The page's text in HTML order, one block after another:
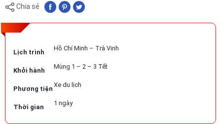
Chia sẻ
Lịch trình
Hồ Chí Minh – Trà Vinh
Khởi hành
Mùng 1 – 2 – 3 Tết
Phương tiện
Xe du lịch
Thời gian
1 ngày